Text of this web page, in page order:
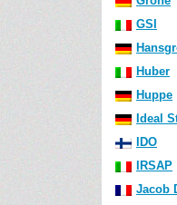
GSI
Huber
Huppe
Ideal
IDO
IRSAP
Jacob